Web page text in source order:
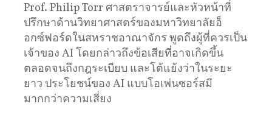
Prof. Philip Torr ศาสตราจารย์และหัวหน้าที่
ปรึกษาด้านวิทยาศาสตร์ของมหาวิทยาลัยอ็
อกซ์ฟอร์ดในสหราชอาณาจักร พูดถึงผู้ที่ควรเป็น
เจ้าของ AI โดยกล่าวถึงข้อเสียที่อาจเกิดขึ้น
ตลอดจนถึงกฎระเบียบ และโต้แย้งว่าในระยะ
ยาว ประโยชน์ของ AI แบบโอเพ่นซอร์สมี
มากกว่าความเสี่ยง